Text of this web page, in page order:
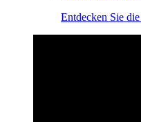
Entdecken Sie